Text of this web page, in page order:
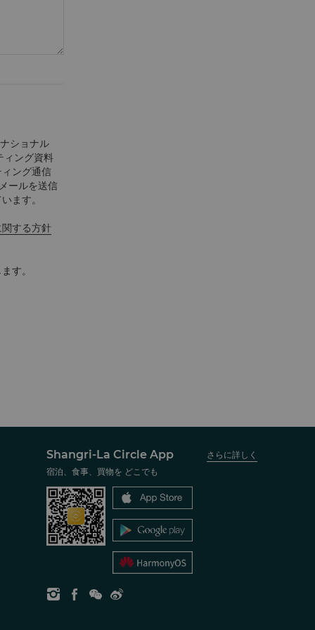
ショナル
ィング資料
ング通信
ールを送信
ます。
する方針
す。
Shangri-La Circle App
さらに詳しく
宿泊、食事、買物を どこでも